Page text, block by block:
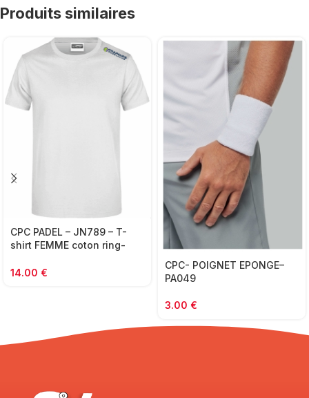
Produits similaires
CPC PADEL – JN789 – T-
shirt FEMME coton ring-
14.00 €
CPC- POIGNET EPONGE–
PA049
3.00 €